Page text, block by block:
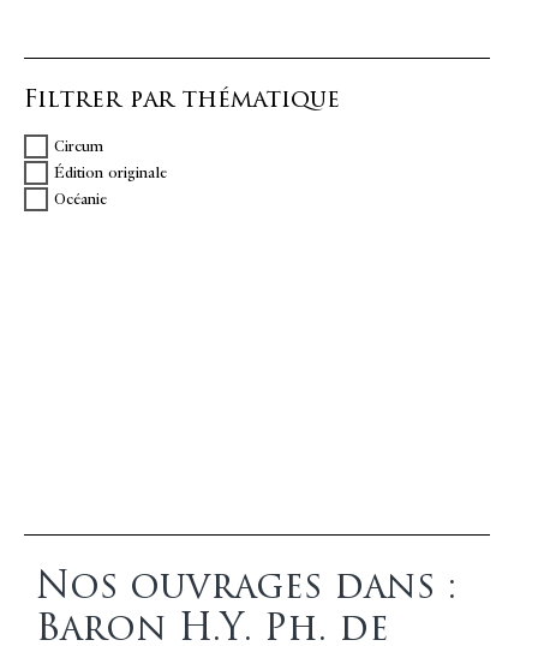
Filtrer par thématique
Circum
Édition originale
Océanie
Nos ouvrages dans :
Baron H.Y. Ph. de